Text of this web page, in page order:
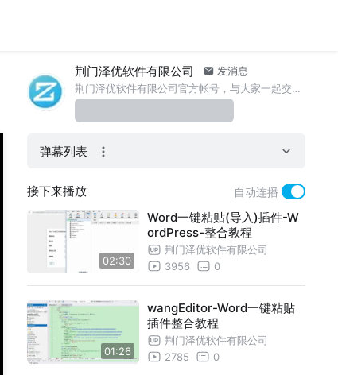
荆门泽优软件有限公司
发消息
荆门泽优软件有限公司官方帐号，与大家一起交流泽优产品和技术。
弹幕列表
接下来播放 自动连播
02:30
Word一键粘贴(导入)插件-W
ordPress-整合教程
荆门泽优软件有限公司
3956
0
01:26
wangEditor-Word一键粘贴
插件整合教程
荆门泽优软件有限公司
2785
0